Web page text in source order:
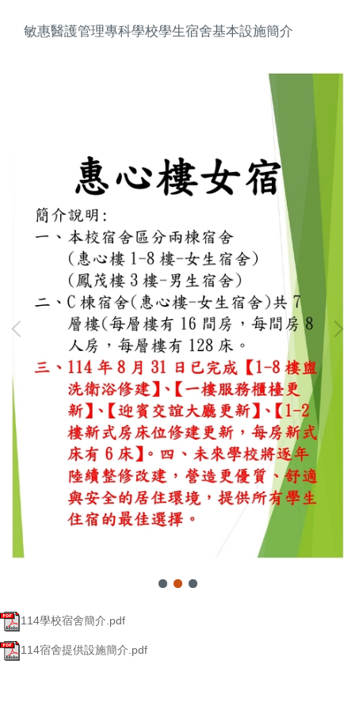
敏惠醫護管理專科學校學生宿舍基本設施簡介
114學校宿舍簡介.pdf
114宿舍提供設施簡介.pdf